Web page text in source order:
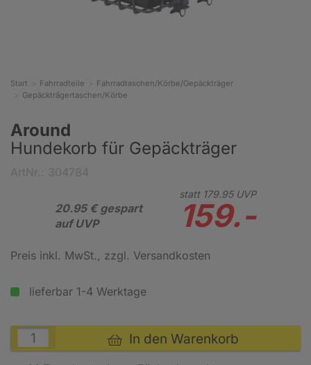
Start Fahrradteile
Fahrradtaschen/Körbe/Gepäckträger
Gepäckträgertaschen/Körbe
Around
Hundekorb für Gepäckträger
20.95 € gespart
auf UVP
statt 179.95UVP
159.-
Preis inkl. MwSt., zzgl. Versandkosten
lieferbar 1-4 Werktage
In den Warenkorb